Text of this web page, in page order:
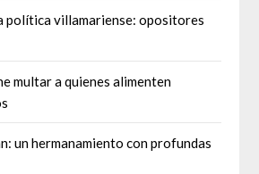
política villamariense: opositores
multar a quienes alimenten
un hermanamiento con profundas